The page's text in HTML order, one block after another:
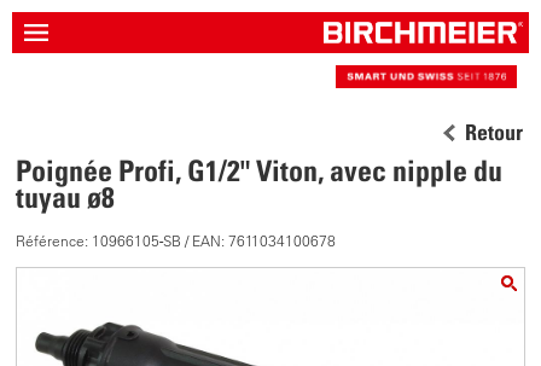
Retour
Poignée Profi, G1/2" Viton, avec nipple du
tuyau ø8
Référence: 10966105-SB / EAN: 7611034100678